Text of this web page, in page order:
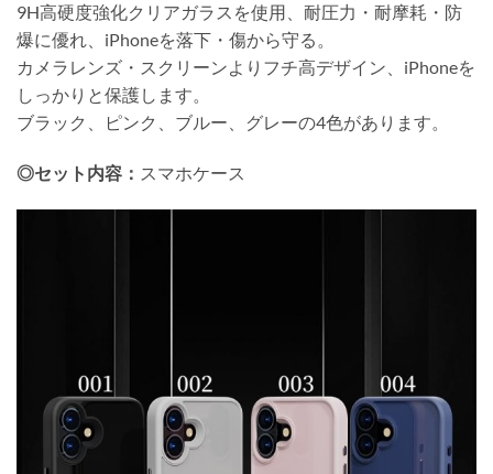
9H高硬度強化クリアガラスを使用、耐圧力・耐摩耗・防
爆に優れ、iPhoneを落下・傷から守る。
カメラレンズ・スクリーンよりフチ高デザイン、iPhoneを
しっかりと保護します。
ブラック、ピンク、ブルー、グレーの4色があります。
◎セット内容： スマホケース